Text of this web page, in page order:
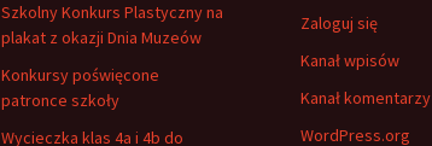
Szkolny Konkurs Plastyczny na
plakat z okazji Dnia Muzeów
Konkursy poświęcone
patronce szkoły
Wycieczka klas 4a i 4b do
Zaloguj się
Kanał wpisów
Kanał komentarzy
WordPress.org